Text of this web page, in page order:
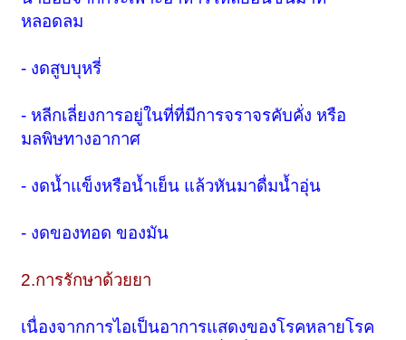
หลอดลม
- งดสูบบุหรี่
- หลีกเลี่ยงการอยู่ในที่ที่มีการจราจรคับคั่ง หรือ
มลพิษทางอากาศ
- งดน้ำแข็งหรือน้ำเย็น แล้วหันมาดื่มน้ำอุ่น
- งดของทอด ของมัน
2.การรักษาด้วยยา
เนื่องจากการไอเป็นอาการแสดงของโรคหลายโรค